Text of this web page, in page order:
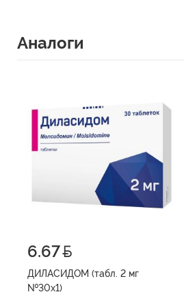
Аналоги
6.67
ДИЛАСИДОМ (табл. 2 мг
№30х1)